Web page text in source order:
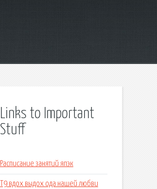
Links to Important
Stuff
Расписание занятий япэк
Т9 вдох выдох ода нашей любви